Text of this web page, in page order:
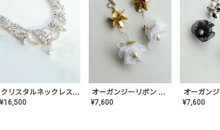
クリスタルネックレス-Lace【MA-CONL-02】
¥16,500
オーガンジーリボン バレリーナイヤリング&ピアス【White】〈PV-COER-12〉
¥7,600 ¥7,600